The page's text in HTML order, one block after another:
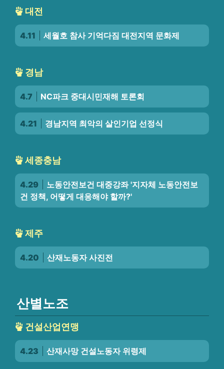
대전
4.11 세월호 참사 기억다짐 대전지역 문화제
경남
4.7 NC파크 중대시민재해 토론회
4.21 경남지역 최악의 살인기업 선정식
세종충남
4.29
노동안전보건 대중강좌 '지자체 노동안전보
건 정책, 어떻게 대응해야 할까?'
제주
4.20 산재노동자 사진전
산별노조
건설산업연맹
4.23 산재사망 건설노동자 위령제